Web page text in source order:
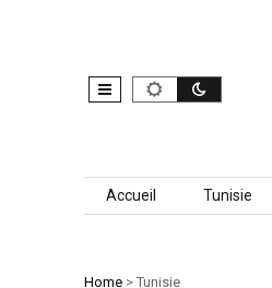
Skip to content
Accueil Tunisie
Home > Tunisie